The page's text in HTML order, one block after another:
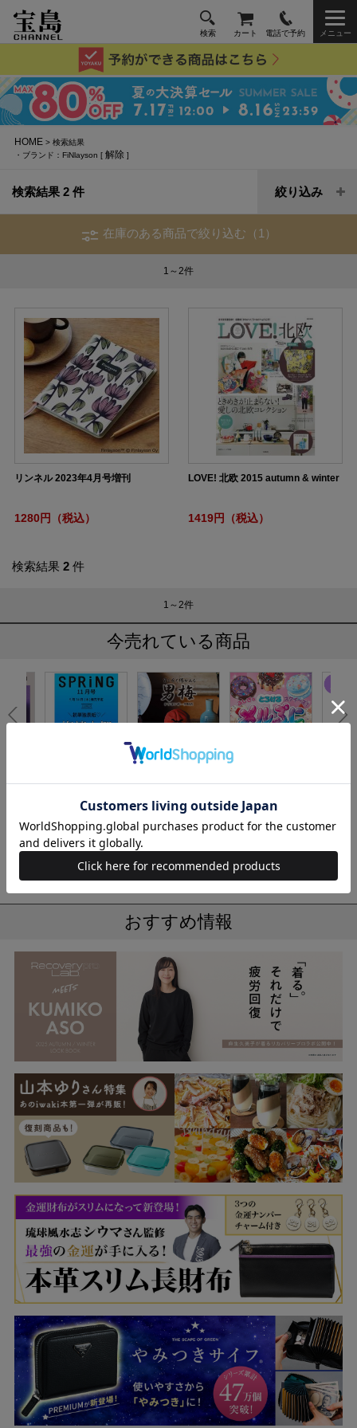
検索 カート 電話で予約 メニュー
HOME > 検索結果
・ブランド：FiNlayson [解除 ]
検索結果 2 件 絞り込み
在庫のある商品で絞り込む（1）
1～2件
リンネル 2023年4月号増刊
1280円（税込）
LOVE! 北欧 2015 autumn & winter
1419円（税込）
検索結果 2 件
1～2件
今売れている商品
年10月
SPRiNG 2026年11
＜SALE＞男を磨く
コンポーチBOOK
ふしぎなとろける
ぷにBOOK
【
o Lab.
おすすめ情報